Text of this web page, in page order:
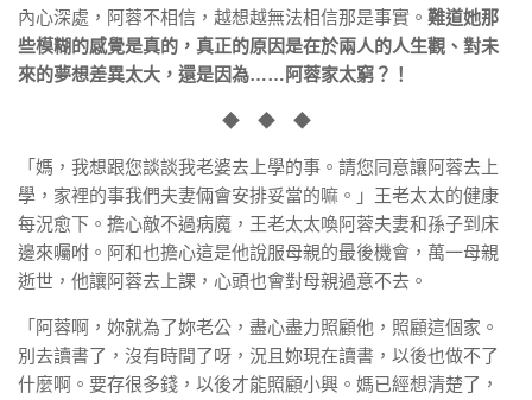
內心深處，阿蓉不相信，越想越無法相信那是事實。 難道她那
些模糊的感覺是真的，真正的原因是在於兩人的人生觀、對未
來的夢想差異太大，還是因為……阿蓉家太窮？！
◆ ◆ ◆
「媽，我想跟您談談我老婆去上學的事。請您同意讓阿蓉去上
學，家裡的事我們夫妻倆會安排妥當的嘛。」王老太太的健康
每況愈下。擔心敵不過病魔，王老太太喚阿蓉夫妻和孫子到床
邊來囑咐。阿和也擔心這是他說服母親的最後機會，萬一母親
逝世，他讓阿蓉去上課，心頭也會對母親過意不去。
「阿蓉啊，妳就為了妳老公，盡心盡力照顧他，照顧這個家。
別去讀書了，沒有時間了呀，況且妳現在讀書，以後也做不了
什麼啊。要存很多錢，以後才能照顧小興。媽已經想清楚了，